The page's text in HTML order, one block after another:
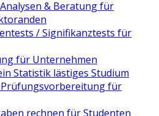
& Beratung für
/ Signifikanztests für
für Unternehmen
Statistik lästiges Studium
Prüfungsvorbereitung für
rechnen für Studenten